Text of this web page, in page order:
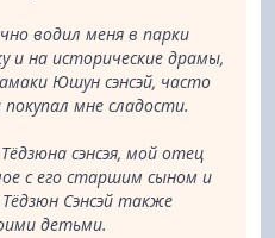
водил меня в парки
и на исторические драмы,
Юшун сэнсэй, часто
мне сладости.
сэнсэя, мой отец
с его старшим сыном и
Сэнсэй также
детьми.